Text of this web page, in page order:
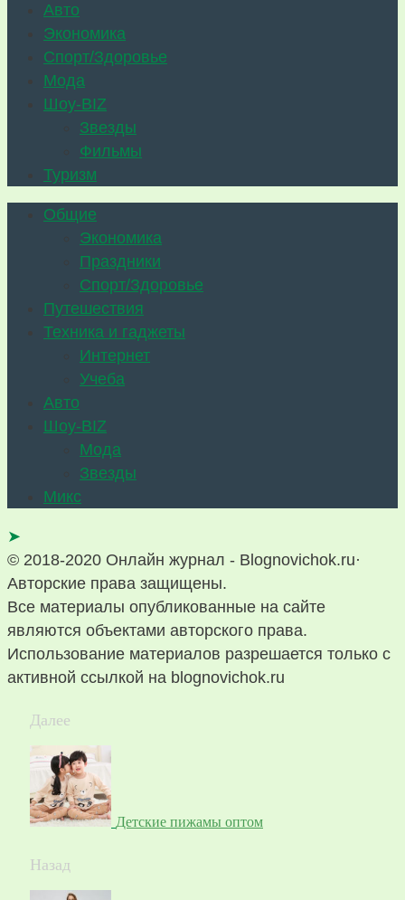
Авто
Экономика
Спорт/Здоровье
Мода
Шоу-BIZ
Звезды
Фильмы
Туризм
Общие
Экономика
Праздники
Спорт/Здоровье
Путешествия
Техника и гаджеты
Интернет
Учеба
Авто
Шоу-BIZ
Мода
Звезды
Микс
➤
© 2018-2020 Онлайн журнал - Blognovichok.ru·
Авторские права защищены.
Все материалы опубликованные на сайте
являются объектами авторского права.
Использование материалов разрешается только с
активной ссылкой на blognovichok.ru
Далее
Детские пижамы оптом
Назад